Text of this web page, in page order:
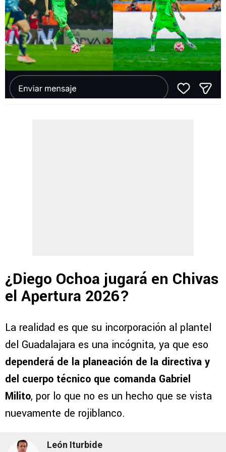
¿Diego Ochoa jugará en Chivas
el Apertura 2026?
La realidad es que su incorporación al plantel
del Guadalajara es una incógnita, ya que eso
dependerá de la planeación de la directiva y
del cuerpo técnico que comanda Gabriel
Milito, por lo que no es un hecho que se vista
nuevamente de rojiblanco.
León Iturbide